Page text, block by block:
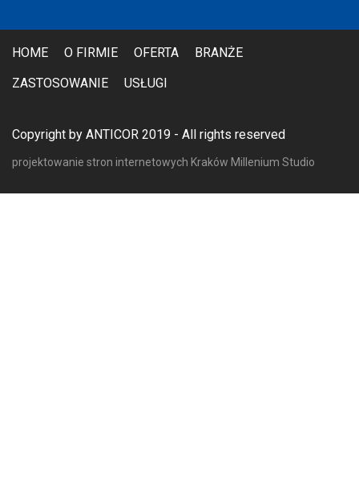
HOME O FIRMIE OFERTA
BRANŻE
ZASTOSOWANIE
USŁUGI
Copyright by ANTICOR 2019 - All rights reserved
projektowanie stron internetowych Kraków Millenium Studio